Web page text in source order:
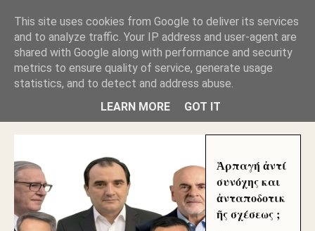
ΑΥΤΟΧΘΟΝΕΣ ΜΟΥ ΕΚΛΕΙΣΑΝ ΤΑ ΣΟΣΙΑΛ ΚΑΙ
ΦΙΜΩΣΑΝ ΤΟ SITE. ΟΙ ΧΙΛΙΑΔΕΣ ΜΙΚΡΟΕΠΕΝΔΥΤΕΣ
ΕΠΕΝΔΥΣΑΤΕ ΓΙΑ ΛΕΗΛΑΣΙΑ ΚΑΙ ΕΓΚΛΗΜΑ ?
ΓΛΥΦΑΔΑ WEB |ΟΙ ΜΕΓΑΛΟΙ ΚΛΕΠΤΑΙ ΑΠΟ ΤΟ
ΜΙΚΡΟΝ ΑΠΑΓΟΥΣΙ
Ἁρπαγή ἀντί
συνόχης και
ἀνταποδοτικ
ῆς σχέσεως ;
This site uses cookies from Google to deliver its services
and to analyze traffic. Your IP address and user-agent are
shared with Google along with performance and security
metrics to ensure quality of service, generate usage
statistics, and to detect and address abuse.
LEARN MORE
GOT IT